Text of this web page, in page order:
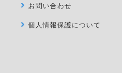
お問い合わせ
個人情報保護について